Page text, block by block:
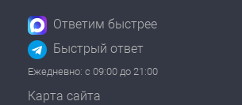
Ответим быстрее
Быстрый ответ
Ежедневно: с 09:00 до 21:00
Карта сайта